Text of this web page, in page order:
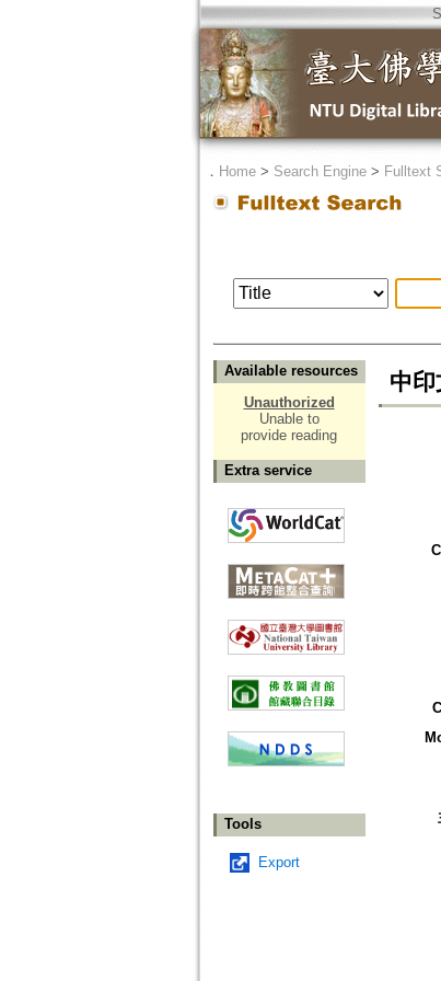
． Home> Search Engine> Fulltext
Available resources
Unauthorized
Unable to
provide reading
Extra service
Tools
Export
中